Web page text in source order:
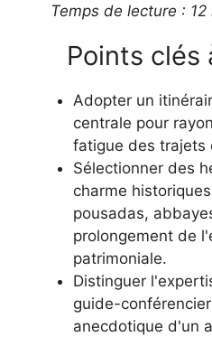
Temps de lecture : 12
Points clés
Adopter un
centrale pour
fatigue des trajets
Sélectionner des
charme
pousadas,
prolongement de
patrimoniale.
Distinguer
guide-
anecdotique d'un